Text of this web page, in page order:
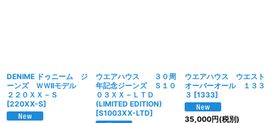
DENIME ドゥニーム ジ
ーンズ ＷＷIIモデル
２２０ＸＸ－Ｓ
[220XX-S]
ウエアハウス ３０周
年記念ジーンズ Ｓ１０
０３ＸＸ－ＬＴＤ
(LIMITED EDITION)
[S1003XX-LTD]
ウエアハウス ウエスト
オーバーオール １３３
３ [1333]
35,000円(税別)